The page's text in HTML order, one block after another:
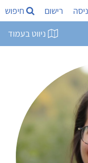
רישום חיפוש
ניווט בעמוד